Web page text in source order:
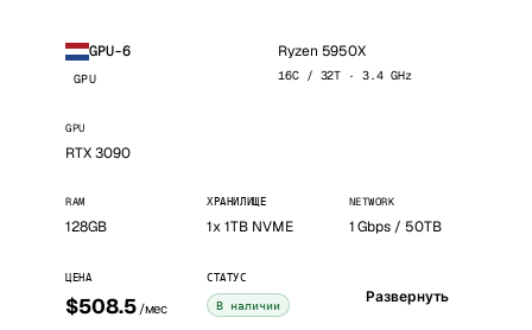
GPU-6
GPU
Ryzen 5950X
16C / 32T · 3.4 GHz
GPU
RTX 3090
RAM
128GB
ХРАНИЛИЩЕ
1x 1TB NVME
NETWORK
1 Gbps / 50TB
ЦЕНА
$508.5 /мес
СТАТУС
В наличии Развернуть